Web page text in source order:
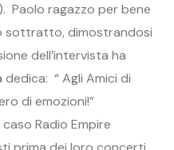
Paolo ragazzo per bene
sottratto, dimostrandosi
dell’intervista ha
“ Agli Amici di
di emozioni!”
Empire